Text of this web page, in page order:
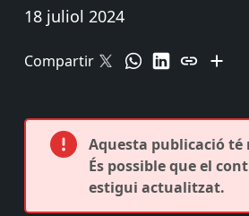
18 juliol 2024
Compartir
Aquesta publicació té
És possible que el
estigui actualitzat.